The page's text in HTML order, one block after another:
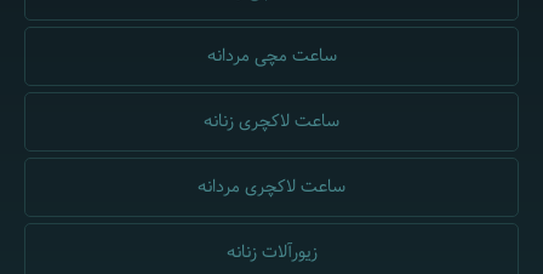
ساعت مچی مردانه
ساعت لاکچری زنانه
ساعت لاکچری مردانه
زیورآلات زنانه